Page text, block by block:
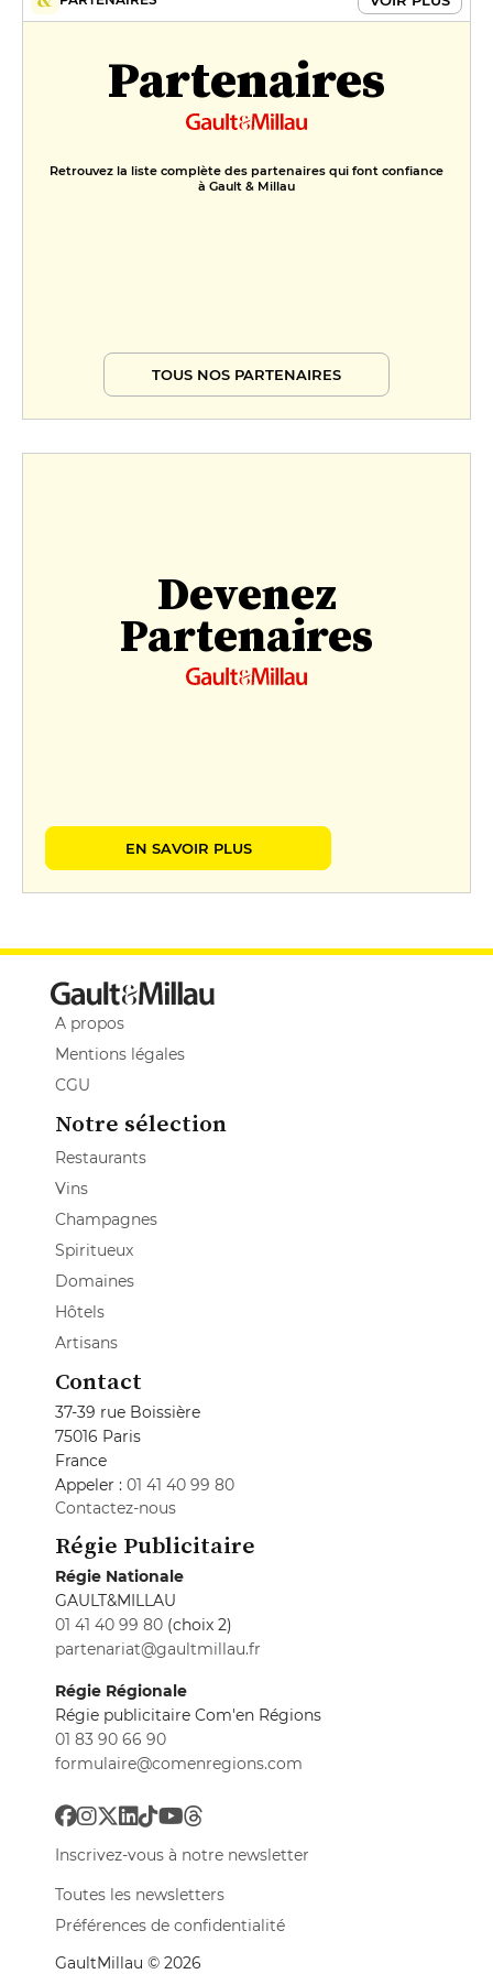
Partenaires
Retrouvez la liste complète des partenaires qui font confiance
à Gault & Millau
TOUS NOS PARTENAIRES
Devenez
Partenaires
EN SAVOIR PLUS
A propos
Mentions légales
CGU
Notre sélection
Restaurants
Vins
Champagnes
Spiritueux
Domaines
Hôtels
Artisans
Contact
37-39 rue Boissière
75016 Paris
France
Appeler : 01 41 40 99 80
Contactez-nous
Régie Publicitaire
Régie Nationale
GAULT&MILLAU
01 41 40 99 80 (choix 2)
partenariat@gaultmillau.fr
Régie Régionale
Régie publicitaire Com'en Régions
01 83 90 66 90
formulaire@comenregions.com
Inscrivez-vous à notre newsletter
Toutes les newsletters
Préférences de confidentialité
GaultMillau © 2026